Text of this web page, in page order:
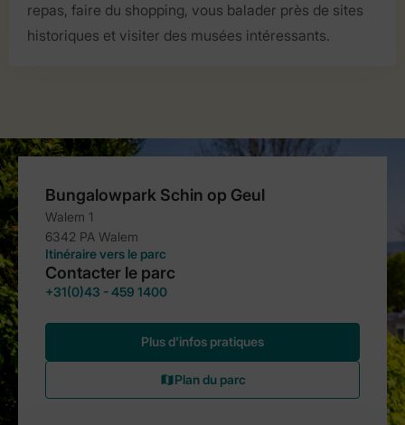
repas, faire du shopping, vous balader près de sites
historiques et visiter des musées intéressants.